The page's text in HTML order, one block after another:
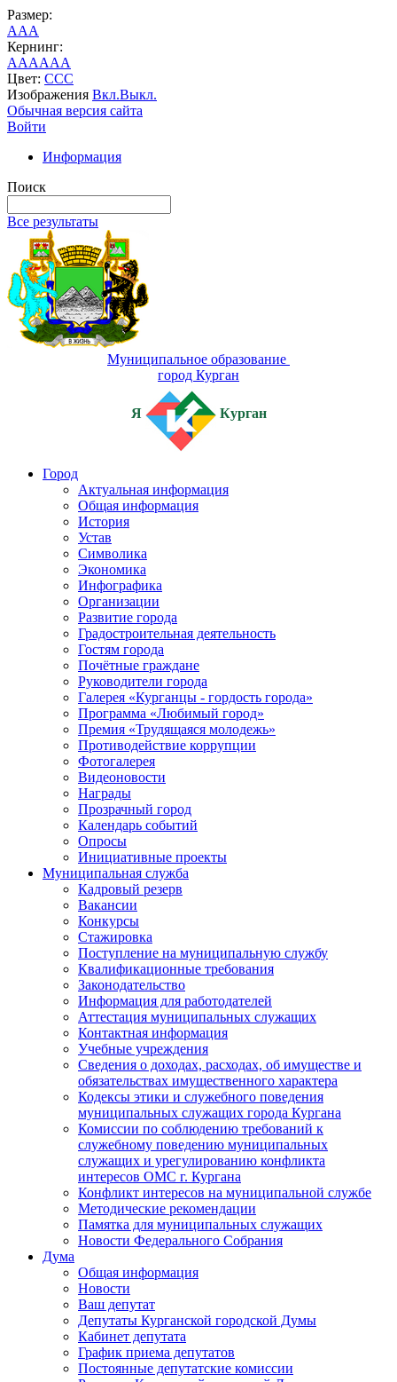
Размер:
AAA
Кернинг:
AAAAAA
Цвет: CCC
Изображения Вкл.Выкл.
Обычная версия сайта
Войти
Информация
Поиск
Все результаты
Муниципальное образование
город Курган
Я Курган
Город
Актуальная информация
Общая информация
История
Устав
Символика
Экономика
Инфографика
Организации
Развитие города
Градостроительная деятельность
Гостям города
Почётные граждане
Руководители города
Галерея «Курганцы - гордость города»
Программа «Любимый город»
Премия «Трудящаяся молодежь»
Противодействие коррупции
Фотогалерея
Видеоновости
Награды
Прозрачный город
Календарь событий
Опросы
Инициативные проекты
Муниципальная служба
Кадровый резерв
Вакансии
Конкурсы
Стажировка
Поступление на муниципальную службу
Квалификационные требования
Законодательство
Информация для работодателей
Аттестация муниципальных служащих
Контактная информация
Учебные учреждения
Сведения о доходах, расходах, об имуществе и
обязательствах имущественного характера
Кодексы этики и служебного поведения
муниципальных служащих города Кургана
Комиссии по соблюдению требований к
служебному поведению муниципальных
служащих и урегулированию конфликта
интересов ОМС г. Кургана
Конфликт интересов на муниципальной службе
Методические рекомендации
Памятка для муниципальных служащих
Новости Федерального Cобрания
Дума
Общая информация
Новости
Ваш депутат
Депутаты Курганской городской Думы
Кабинет депутата
График приема депутатов
Постоянные депутатские комиссии